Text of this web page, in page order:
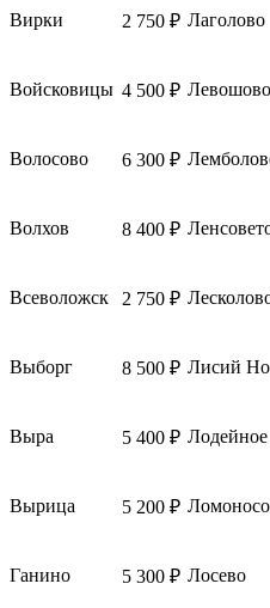
Вирки 2 750 ₽ Лаголово
Войсковицы 4 500 ₽ Левошово
Волосово 6 300 ₽
Волхов 8 400 ₽
Всеволожск 2 750 ₽
Выборг 8 500 ₽ Лисий
Выра 5 400 ₽
Вырица 5 200 ₽
Ганино 5 300 ₽ Лосево